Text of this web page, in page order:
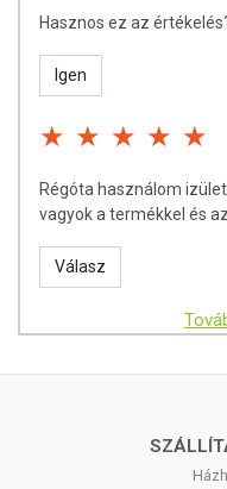
Hasznos ez az
Igen
Régóta használom
vagyok a termékkel és
Válasz